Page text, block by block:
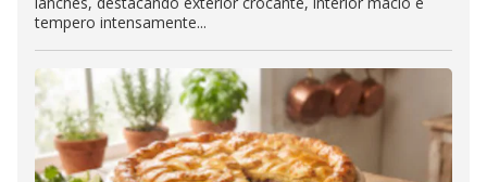
tempero intensamente...